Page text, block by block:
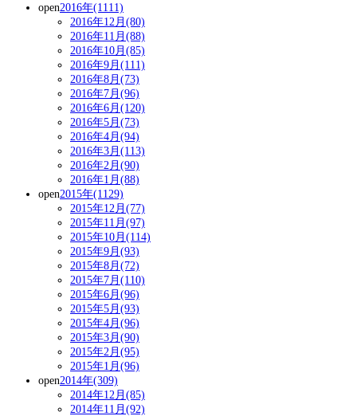
open2016年(1111)
2016年12月(80)
2016年11月(88)
2016年10月(85)
2016年9月(111)
2016年8月(73)
2016年7月(96)
2016年6月(120)
2016年5月(73)
2016年4月(94)
2016年3月(113)
2016年2月(90)
2016年1月(88)
open2015年(1129)
2015年12月(77)
2015年11月(97)
2015年10月(114)
2015年9月(93)
2015年8月(72)
2015年7月(110)
2015年6月(96)
2015年5月(93)
2015年4月(96)
2015年3月(90)
2015年2月(95)
2015年1月(96)
open2014年(309)
2014年12月(85)
2014年11月(92)